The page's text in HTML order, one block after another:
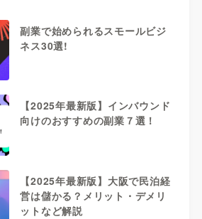
副業で始められるスモールビジ
ネス30選!
【2025年最新版】インバウンド
向けのおすすめの副業７選！
【2025年最新版】大阪で民泊経
営は儲かる？メリット・デメリ
ットなど解説